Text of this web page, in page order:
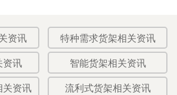
资讯 特种需求货架相关资讯
资讯 智能货架相关资讯
关资讯 流利式货架相关资讯